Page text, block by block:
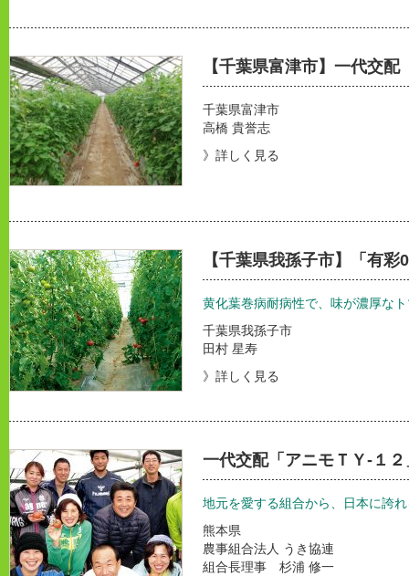
【千葉県富津市】一代交
千葉県富津市
高橋 貴誉志
》詳しく見る
【千葉県我孫子市】「有
黄化葉巻病耐病性で、味が濃厚な
千葉県我孫子市
田村 星寿
》詳しく見る
一代交配「アニモＴＹ-１
地元を愛する組合から、日本に誇
熊本県
農事組合法人 うき協連
組合長理事 杉浦 修一